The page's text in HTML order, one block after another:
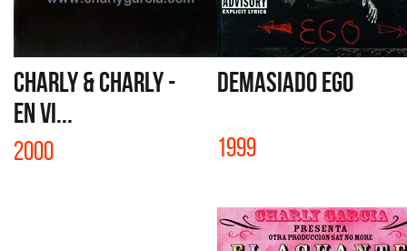
CHARLY & CHARLY -
EN VI...
2000
DEMASIADO EGO
1999